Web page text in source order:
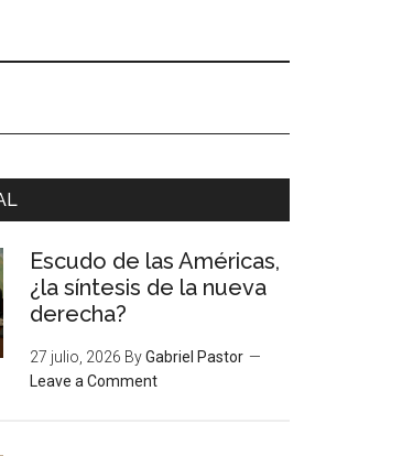
Escudo de las Américas,
¿la síntesis de la nueva
derecha?
27 julio, 2026 ByGabriel Pastor
Leave a Comment